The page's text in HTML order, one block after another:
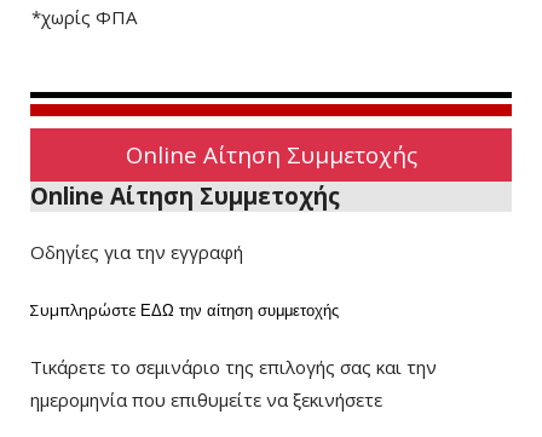
*χωρίς ΦΠΑ
Online Αίτηση Συμμετοχής
Online Αίτηση Συμμετοχής
Οδηγίες για την εγγραφή
Συμπληρώστε ΕΔΩ την αίτηση συμμετοχής
Τικάρετε το σεμινάριο της επιλογής σας και την
ημερομηνία που επιθυμείτε να ξεκινήσετε